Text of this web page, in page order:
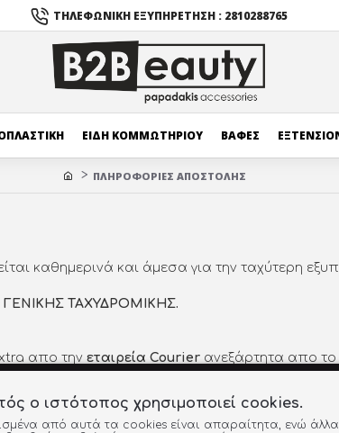
ΤΗΛΕΦΩΝΙΚΉ ΕΞΥΠΗΡΈΤΗΣΗ : 2810288765
ΕΙΔΗ ΚΟΜΜΩΤΗΡΙΟΥ ΒΑΦΕΣ
ΠΛΗΡΟΦΟΡΊΕΣ ΑΠΟΣΤΟΛΉΣ
καθημερινά και άμεσα για την ταχύτερη
ΓΕΝΙΚΗΣ ΤΑΧΥΔΡΟΜΙΚΗΣ.
απο την εταιρεία Courier ανεξάρτητα απο το
αποστολής παρέχονται δωρεάν από την
ο ιστότοπος χρησιμοποιεί cookies.
από αυτά τα cookies είναι απαραίτητα, ενώ άλλα